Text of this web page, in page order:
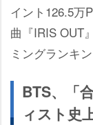
イント126.5万
曲『IRIS OUT
ミングランキ
BTS、「
ィスト史